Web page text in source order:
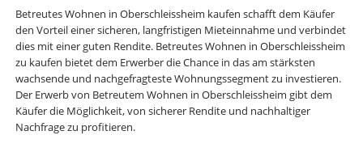
Betreutes Wohnen in Oberschleissheim kaufen schafft dem Käufer
den Vorteil einer sicheren, langfristigen Mieteinnahme und verbindet
dies mit einer guten Rendite. Betreutes Wohnen in Oberschleissheim
zu kaufen bietet dem Erwerber die Chance in das am stärksten
wachsende und nachgefragteste Wohnungssegment zu investieren.
Der Erwerb von Betreutem Wohnen in Oberschleissheim gibt dem
Käufer die Möglichkeit, von sicherer Rendite und nachhaltiger
Nachfrage zu profitieren.